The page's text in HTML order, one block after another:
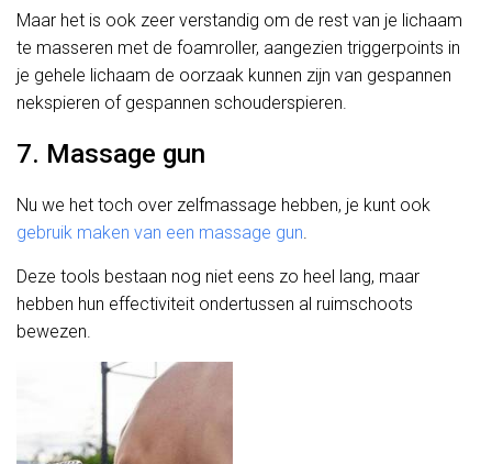
Maar het is ook zeer verstandig om de rest van je lichaam
te masseren met de foamroller, aangezien triggerpoints in
je gehele lichaam de oorzaak kunnen zijn van gespannen
nekspieren of gespannen schouderspieren.
7. Massage gun
Nu we het toch over zelfmassage hebben, je kunt ook
gebruik maken van een massage gun.
Deze tools bestaan nog niet eens zo heel lang, maar
hebben hun effectiviteit ondertussen al ruimschoots
bewezen.